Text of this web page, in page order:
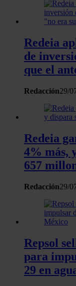
información
nuestros
que les haya
partir del uso
Redeia
de
que el
Redacción29/
Redeia
4% más,
657
Redacción29/
Repsol
para
29 en